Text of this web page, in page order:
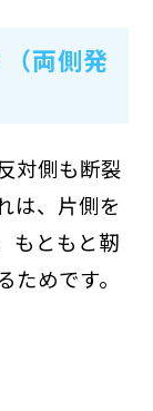
両側発
対側も断裂
は、片側を
もともと靭
めです。